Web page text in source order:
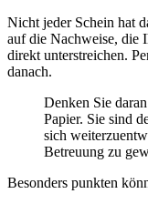
Nicht jeder Schein hat
auf die Nachweise, die
direkt unterstreichen.
danach.
Denken Sie
Papier. Sie sind
sich
Betreuung zu
Besonders punkten